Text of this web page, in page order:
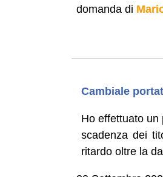
domanda di
Cambiale
Ho effettuato
scadenza dei
ritardo oltre la